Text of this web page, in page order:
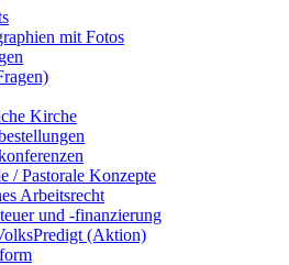
mit Fotos
Kirche
/ Pastorale Konzepte
Arbeitsrecht
und -finanzierung
(Aktion)